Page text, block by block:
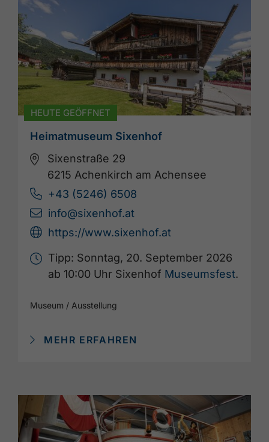
HEUTE GEÖFFNET
Heimatmuseum Sixenhof
Sixenstraße 29
6215 Achenkirch am Achensee
+43 (5246) 6508
info@sixenhof.at
https://www.sixenhof.at
Tipp: Sonntag, 20. September 2026
ab 10:00 Uhr Sixenhof Museumsfest.
Museum / Ausstellung
MEHR ERFAHREN